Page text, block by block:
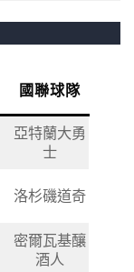
國聯球隊
亞特蘭大勇
士
洛杉磯道奇
密爾瓦基釀
酒人